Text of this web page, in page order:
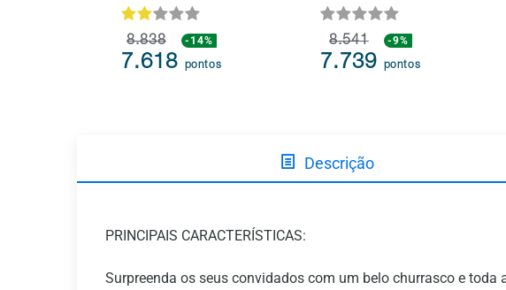
8.838 -14%
7.618 pontos
8.541 -9%
7.739 pontos
Descrição
PRINCIPAIS CARACTERÍSTICAS:
Surpreenda os seus convidados com um belo churrasco e